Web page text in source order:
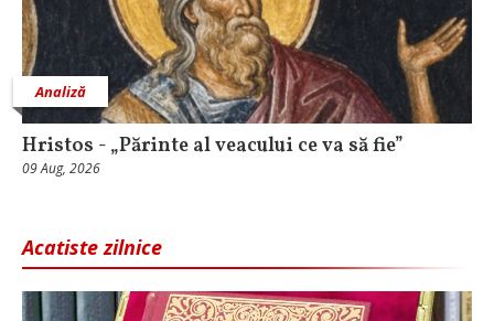
Analiză
Hristos - „Părinte al veacului ce va să fie”
09 Aug, 2026
Acatiste zilnice